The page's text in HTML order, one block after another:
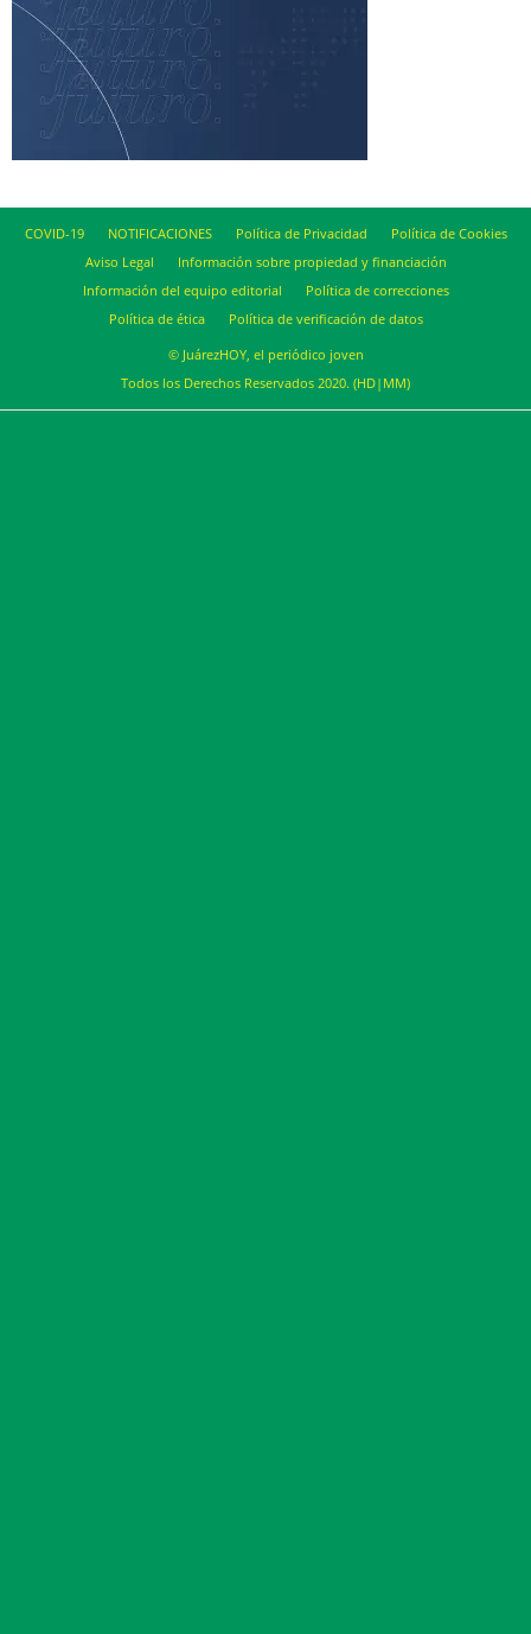
COVID-19 NOTIFICACIONES Política de Privacidad
Política de Cookies
Aviso Legal
Información sobre propiedad y financiación
Información del equipo editorial
Política de correcciones
Política de ética
Política de verificación de datos
© JuárezHOY, el periódico joven
Todos los Derechos Reservados 2020. (HD|MM)